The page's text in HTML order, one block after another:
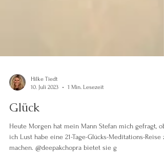
10. Juli 2023
Glück
Heute Morgen hat mein Mann Stefan mich gefragt, ob
ich Lust habe eine 21-Tage-Glücks-Meditations-Reise